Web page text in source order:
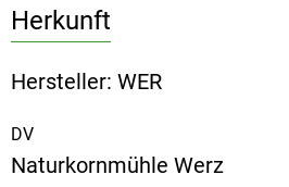
Herkunft
Hersteller: WER
DV
Naturkornmühle Werz